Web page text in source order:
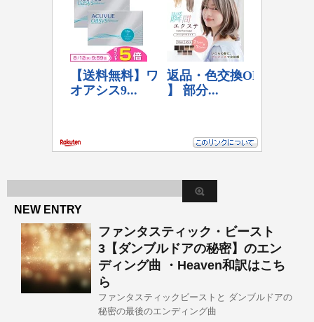
NEW ENTRY
ファンタスティック・ビースト
3【ダンブルドアの秘密】のエン
ディング曲 ・Heaven和訳はこち
ら
ファンタスティックビーストと ダンブルドアの
秘密の最後のエンディング曲